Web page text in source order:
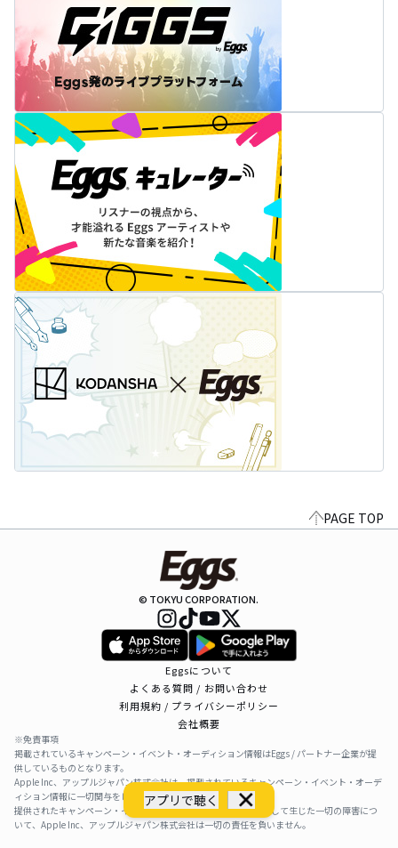
アプリで聴く
PAGE TOP
© TOKYU CORPORATION.
Eggsについて
よくある質問 / お問い合わせ
利用規約 / プライバシーポリシー
会社概要
※免責事項
掲載されているキャンペーン・イベント・オーディション情報はEggs / パートナー企業が提
供しているものとなります。
Apple Inc、アップルジャパン株式会社は、掲載されているキャンペーン・イベント・オーデ
ィション情報に一切関与をしておりません。
提供されたキャンペーン・イベント・オーディション情報を利用して生じた一切の障害につ
いて、Apple Inc、アップルジャパン株式会社は一切の責任を負いません。